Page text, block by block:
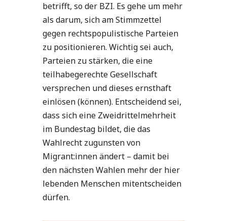
betrifft, so der BZI. Es gehe um mehr
als darum, sich am Stimmzettel
gegen rechtspopulistische Parteien
zu positionieren. Wichtig sei auch,
Parteien zu stärken, die eine
teilhabegerechte Gesellschaft
versprechen und dieses ernsthaft
einlösen (können). Entscheidend sei,
dass sich eine Zweidrittelmehrheit
im Bundestag bildet, die das
Wahlrecht zugunsten von
Migrant:innen ändert – damit bei
den nächsten Wahlen mehr der hier
lebenden Menschen mitentscheiden
dürfen.